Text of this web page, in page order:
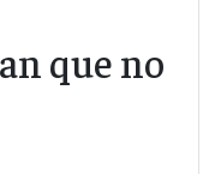
que no